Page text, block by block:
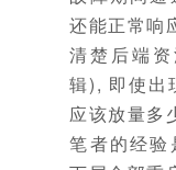
还能正常响
清楚后端
辑), 即使出
应该放量多
笔者的经验